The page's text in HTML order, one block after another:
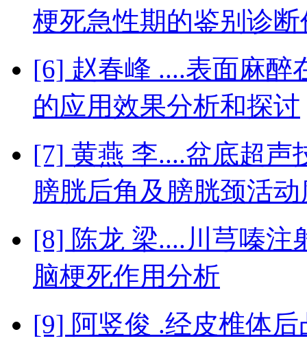
梗死急性期的鉴别诊断
[6] 赵春峰 ....表面麻醉
的应用效果分析和探讨
[7] 黄燕 李....盆底超声
膀胱后角及膀胱颈活
[8] 陈龙 梁....川芎嗪注
脑梗死作用分析
[9] 阿竖俊 .经皮椎体